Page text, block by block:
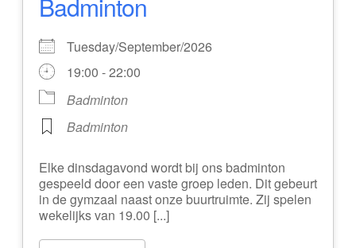
Tuesday/September/2026
19:00 - 22:00
Badminton
Badminton
Elke dinsdagavond wordt bij ons badminton
gespeeld door een vaste groep leden. Dit gebeurt
in de gymzaal naast onze buurtruimte. Zij spelen
wekelijks van 19.00 [...]